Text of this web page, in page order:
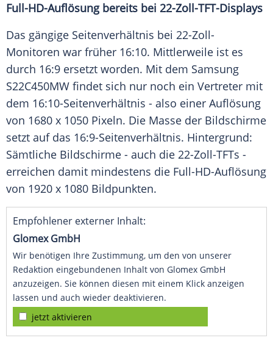
Full-HD-Auflösung bereits bei 22-Zoll-TFT-Displays
Das gängige Seitenverhältnis bei 22-Zoll-
Monitoren war früher 16:10. Mittlerweile ist es
durch 16:9 ersetzt worden. Mit dem Samsung
S22C450MW findet sich nur noch ein Vertreter mit
dem 16:10-Seitenverhältnis - also einer Auflösung
von 1680 x 1050 Pixeln. Die Masse der Bildschirme
setzt auf das 16:9-Seitenverhältnis. Hintergrund:
Sämtliche Bildschirme - auch die 22-Zoll-TFTs -
erreichen damit mindestens die Full-HD-Auflösung
von 1920 x 1080 Bildpunkten.
Empfohlener externer Inhalt:
Glomex GmbH
Wir benötigen Ihre Zustimmung, um den von unserer
Redaktion eingebundenen Inhalt von Glomex GmbH
anzuzeigen. Sie können diesen mit einem Klick anzeigen
lassen und auch wieder deaktivieren.
jetzt aktivieren